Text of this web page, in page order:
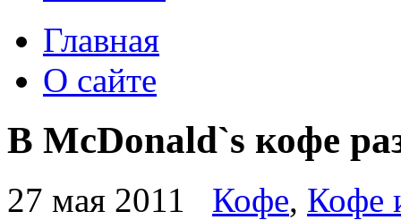
Главная
О сайте
В McDonald`s кофе
27 мая 2011 Кофе, Кофе